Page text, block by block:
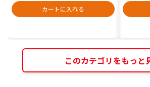
カートに入れる
このカテゴリをもっと